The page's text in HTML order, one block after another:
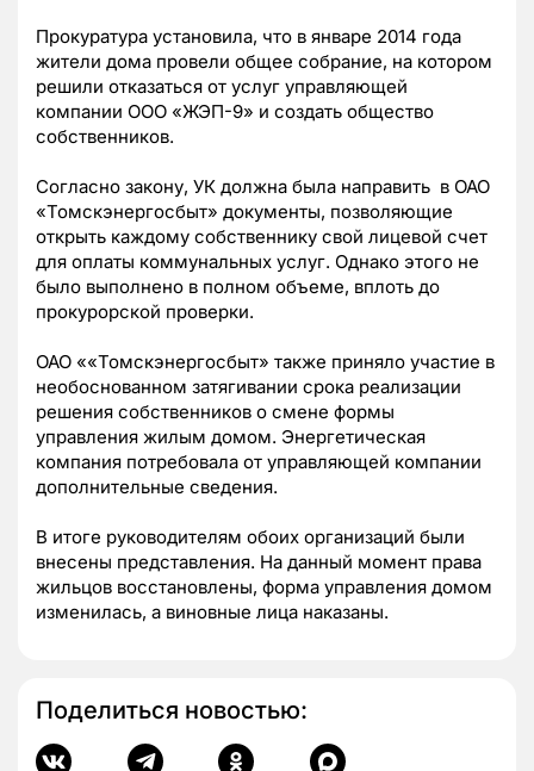
Прокуратура установила, что в январе 2014 года
жители дома провели общее собрание, на котором
решили отказаться от услуг управляющей
компании ООО «ЖЭП-9» и создать общество
собственников.
Согласно закону, УК должна была направить в ОАО
«Томскэнергосбыт» документы, позволяющие
открыть каждому собственнику свой лицевой счет
для оплаты коммунальных услуг. Однако этого не
было выполнено в полном объеме, вплоть до
прокурорской проверки.
ОАО ««Томскэнергосбыт» также приняло участие в
необоснованном затягивании срока реализации
решения собственников о смене формы
управления жилым домом. Энергетическая
компания потребовала от управляющей компании
дополнительные сведения.
В итоге руководителям обоих организаций были
внесены представления. На данный момент права
жильцов восстановлены, форма управления домом
изменилась, а виновные лица наказаны.
Поделиться новостью: